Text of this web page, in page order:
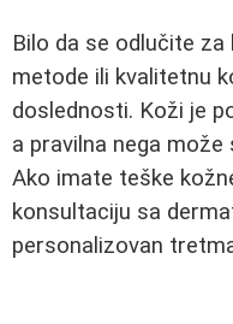
Bilo da se odlučite
metode ili kvalitetnu
doslednosti. Koži je
a pravilna nega
Ako imate teške
konsultaciju sa
personalizovan